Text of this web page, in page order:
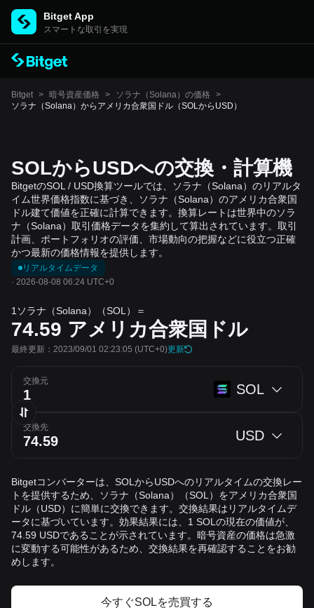
Bitget App
スマートな取引を実現
Bitget > 暗号資産価格 > ソラナ（Solana）の価格
>
ソラナ（Solana）からアメリカ合衆国ドル（SOLからUSD）
SOLからUSDへの交換・計算機
BitgetのSOL / USD換算ツールでは、ソラナ（Solana）のリアルタ
イム世界価格指数に基づき、ソラナ（Solana）のアメリカ合衆国
ドル建て価値を正確に計算できます。換算レートは世界中のソラ
ナ（Solana）取引価格データを集約して算出されています。取引
計画、ポートフォリオの評価、市場動向の把握などに役立つ正確
かつ最新の価格情報を提供します。
リアルタイムデータ
· 2026-08-08 06:24 UTC+0
1ソラナ（Solana）（SOL）＝
74.59 アメリカ合衆国ドル
最終更新：2023/09/01 02:23:05 (UTC+0)更新
交換元
SOL
交換先
USD
Bitgetコンバーターは、SOLからUSDへのリアルタイムの交換レー
トを提供するため、ソラナ（Solana）（SOL）をアメリカ合衆国
ドル（USD）に簡単に交換できます。交換結果はリアルタイムデ
ータに基づいています。効果結果には、1 SOLの現在の価値が、
74.59 USDであることが示されています。暗号資産の価格は急激
に変動する可能性があるため、交換結果を再確認することをお勧
めします。
今すぐSOLを売買する